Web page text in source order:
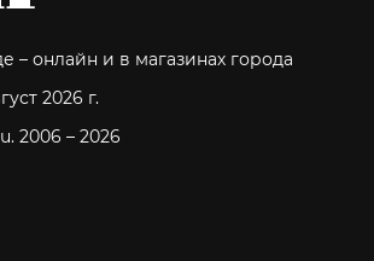
– онлайн и в магазинах города
2026 г.
2006 – 2026